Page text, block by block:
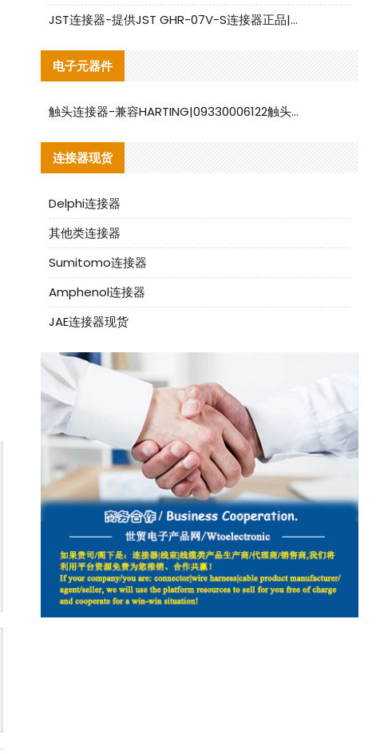
JST连接器-提供JST GHR-07V-S连接器正品|替代品
电子元器件
触头连接器-兼容HARTING|09330006122触头连接器替代品说明
连接器现货
Delphi连接器
其他类连接器
Sumitomo连接器
Amphenol连接器
JAE连接器现货